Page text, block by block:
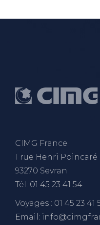
CIMG France
1 rue Henri Poincaré
93270 Sevran
Tél: 01 45 23 41 54
Voyages : 01 45 23 41
Email: